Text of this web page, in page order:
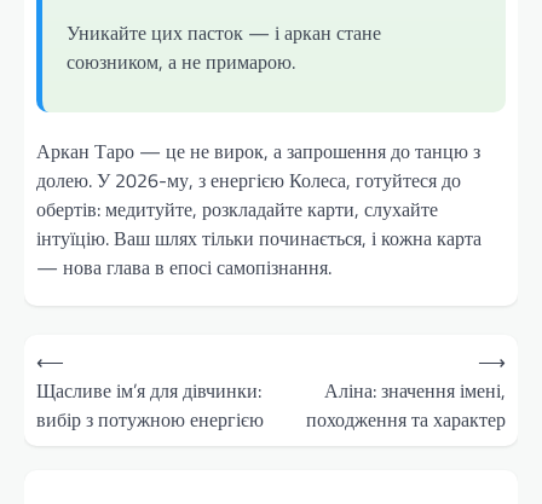
Уникайте цих пасток — і аркан стане
союзником, а не примарою.
Аркан Таро — це не вирок, а запрошення до танцю з
долею. У 2026-му, з енергією Колеса, готуйтеся до
обертів: медитуйте, розкладайте карти, слухайте
інтуїцію. Ваш шлях тільки починається, і кожна карта
— нова глава в епосі самопізнання.
Навігація
записів
⟵
Щасливе ім’я для дівчинки:
вибір з потужною енергією
Аліна: значення імені,
походження та характер
⟶